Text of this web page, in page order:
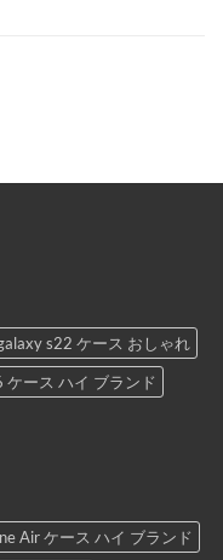
s22 ケース おしゃれ
ケース ハイ ブランド
Air ケース ハイ ブランド